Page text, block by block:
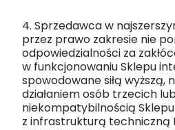
4. Sprzedawca w
przez prawo zakresie nie
odpowiedzialności za
w funkcjonowaniu Sklepu
spowodowane siłą wyższą,
działaniem osób trzecich
niekompatybilnością
z infrastrukturą techniczną